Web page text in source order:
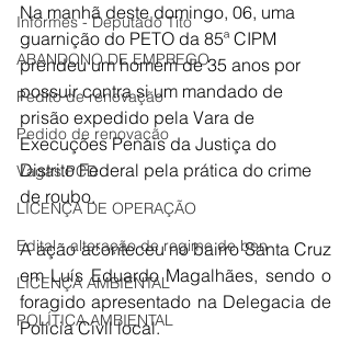
Informes - Deputado Tito
ABANDONO DE EMPREGO
Pedito de renovação
Pedido de renovação
Vagas PCD
LICENÇA DE OPERAÇÃO
Edital - alteração de regime de ben
LICENÇA AMBIENTAL
POLÍTICA AMBIENTAL
Na manhã deste domingo, 06, uma
guarnição do PETO da 85ª CIPM
prendeu um homem de 35 anos por
possuir contra si um mandado de
prisão expedido pela Vara de
Execuções Penais da Justiça do
Distrito Federal pela prática do crime
de roubo.
A ação aconteceu no bairro Santa Cruz
em Luís Eduardo Magalhães, sendo o
foragido apresentado na Delegacia de
Polícia Civil local.